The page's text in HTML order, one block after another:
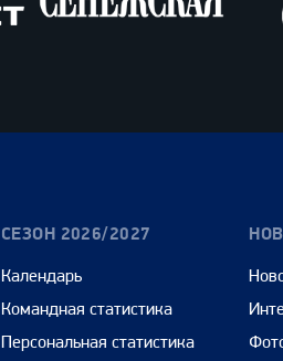
СЕЗОН 2026/2027
Календарь
Командная статистика
Персональная статистика